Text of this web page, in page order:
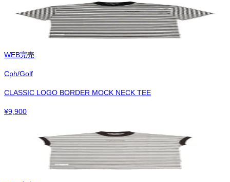
WEB完売
Cph/Golf
CLASSIC LOGO BORDER MOCK NECK TEE
¥9,900